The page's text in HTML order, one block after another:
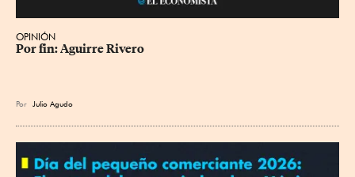
OPINIÓN
Por fin: Aguirre Rivero
Por Julio Agudo